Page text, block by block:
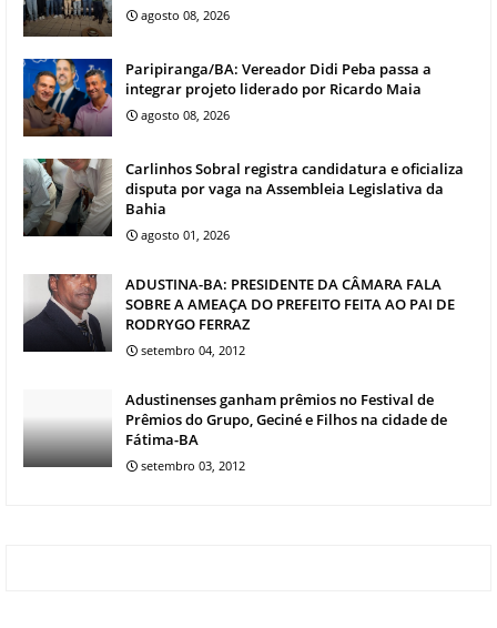
agosto 08, 2026
Paripiranga/BA: Vereador Didi Peba passa a
integrar projeto liderado por Ricardo Maia
agosto 08, 2026
Carlinhos Sobral registra candidatura e oficializa
disputa por vaga na Assembleia Legislativa da
Bahia
agosto 01, 2026
ADUSTINA-BA: PRESIDENTE DA CÂMARA FALA
SOBRE A AMEAÇA DO PREFEITO FEITA AO PAI DE
RODRYGO FERRAZ
setembro 04, 2012
Adustinenses ganham prêmios no Festival de
Prêmios do Grupo, Geciné e Filhos na cidade de
Fátima-BA
setembro 03, 2012